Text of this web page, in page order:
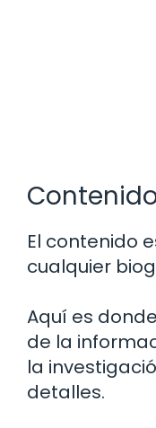
El contenido
cualquier
Aquí es
de la
la
detalles.